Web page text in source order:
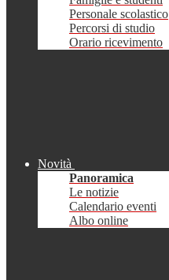
Personale scolastico
Percorsi di studio
Orario ricevimento
Novità
Panoramica
Le notizie
Calendario eventi
Albo online